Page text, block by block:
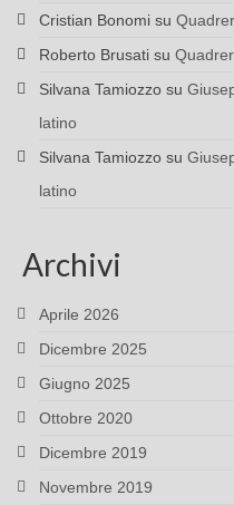
Cristian Bonomi su
Roberto Brusati su
Silvana Tamiozzo su
latino
Silvana Tamiozzo su
latino
Archivi
Aprile 2026
Dicembre 2025
Giugno 2025
Ottobre 2020
Dicembre 2019
Novembre 2019